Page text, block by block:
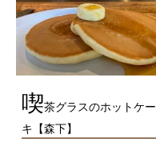
喫茶グラスのホットケー
キ【森下】